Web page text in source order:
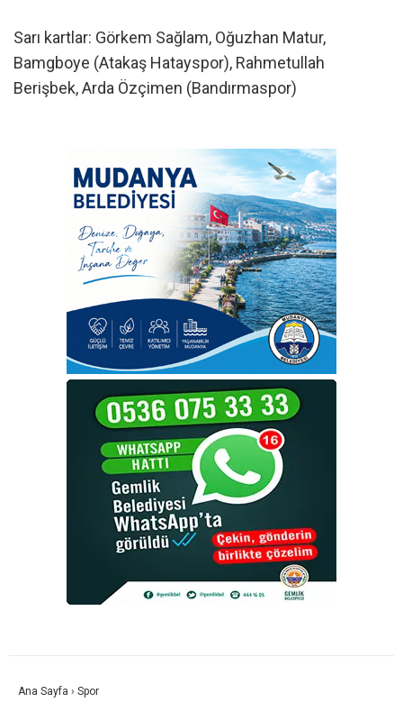
Sarı kartlar: Görkem Sağlam, Oğuzhan Matur,
Bamgboye (Atakaş Hatayspor), Rahmetullah
Berişbek, Arda Özçimen (Bandırmaspor)
Ana Sayfa › Spor